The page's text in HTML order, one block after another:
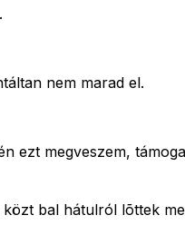
nem marad el.
ezt megveszem,
bal hátulról lõttek